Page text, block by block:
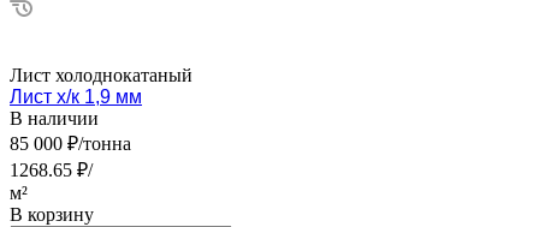
Лист холоднокатаный
Лист х/к 1,9 мм
В наличии
85 000 ₽/тонна
1268.65 ₽/
м²
В корзину